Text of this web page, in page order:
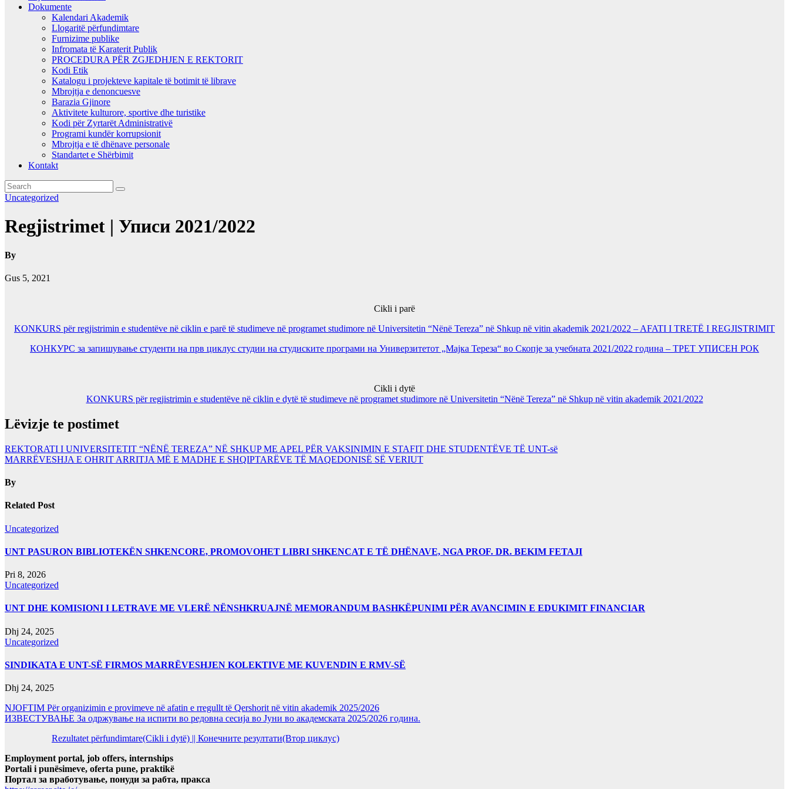
Dokumente
Kalendari Akademik
Llogaritë përfundimtare
Furnizime publike
Infromata të Karaterit Publik
PROCEDURA PËR ZGJEDHJEN E REKTORIT
Kodi Etik
Katalogu i projekteve kapitale të botimit të librave
Mbrojtja e denoncuesve
Barazia Gjinore
Aktivitete kulturore, sportive dhe turistike
Kodi për Zyrtarët Administrativë
Programi kundër korrupsionit
Mbrojtja e të dhënave personale
Standartet e Shërbimit
Kontakt
Uncategorized
Regjistrimet | Уписи 2021/2022
By
Gus 5, 2021
Cikli i parë
KONKURS për regjistrimin e studentëve në ciklin e parë të studimeve në programet studimore në Universitetin “Nënë Tereza” në Shkup në vitin akademik 2021/2022 – AFATI I TRETË I REGJISTRIMIT
КОНКУРС за запишување студенти на прв циклус студии на студиските програми на Универзитетот „Мајка Тереза“ во Скопје за учебната 2021/2022 година – ТРЕТ УПИСЕН РОК
Cikli i dytë
KONKURS për regjistrimin e studentëve në ciklin e dytë të studimeve në programet studimore në Universitetin “Nënë Tereza” në Shkup në vitin akademik 2021/2022
Lëvizje te postimet
REKTORATI I UNIVERSITETIT “NËNË TEREZA” NË SHKUP ME APEL PËR VAKSINIMIN E STAFIT DHE STUDENTËVE TË UNT-së
MARRËVESHJA E OHRIT ARRITJA MË E MADHE E SHQIPTARËVE TË MAQEDONISË SË VERIUT
By
Related Post
Uncategorized
UNT PASURON BIBLIOTEKËN SHKENCORE, PROMOVOHET LIBRI SHKENCAT E TË DHËNAVE, NGA PROF. DR. BEKIM FETAJI
Pri 8, 2026
Uncategorized
UNT DHE KOMISIONI I LETRAVE ME VLERË NËNSHKRUAJNË MEMORANDUM BASHKËPUNIMI PËR AVANCIMIN E EDUKIMIT FINANCIAR
Dhj 24, 2025
Uncategorized
SINDIKATA E UNT-SË FIRMOS MARRËVESHJEN KOLEKTIVE ME KUVENDIN E RMV-SË
Dhj 24, 2025
NJOFTIM Për organizimin e provimeve në afatin e rregullt të Qershorit në vitin akademik 2025/2026
ИЗВЕСТУВАЊЕ За одржување на испити во редовна сесија во Јуни во академската 2025/2026 година.
Rezultatet përfundimtare(Cikli i dytë) || Конечните резултати(Втор циклус)
Employment portal, job offers, internships
Portali i punësimeve, oferta pune, praktikë
Портал за вработување, понуди за рабта, пракса